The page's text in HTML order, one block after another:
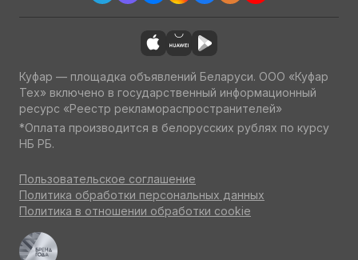
Куфар — площадка объявлений Беларуси. ООО «Куфар
Тех» включено в государственный информационный
ресурс «Реестр рекламораспространителей»
*Оплата производится в белорусских рублях по курсу
НБ РБ.
Пользовательское соглашение
Политика обработки персональных данных
Политика в отношении обработки cookie